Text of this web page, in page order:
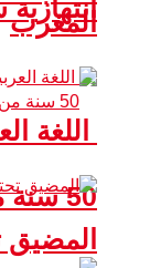
50 سنة من الانتظار وما بعد
المغرب
اللغة